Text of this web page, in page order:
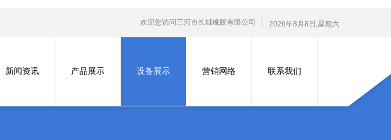
欢迎您访问三河市长城橡胶有限公司 2026年8 月 8 日 ,星期六
新闻资讯 产品展示 设备展示 营销网络 联系我们